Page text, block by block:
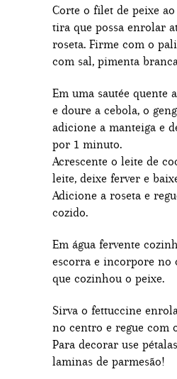
Corte o filet de peixe
tira que possa enrolar
roseta. Firme com o
com sal, pimenta
Em uma sautée quente
e doure a cebola, o
adicione a manteiga e
por 1 minuto.
Acrescente o leite de
leite, deixe ferver e
Adicione a roseta e
cozido.
Em água fervente
escorra e incorpore no
que cozinhou o peixe.
Sirva o fettuccine
no centro e regue com
Para decorar use
laminas de parmesão!